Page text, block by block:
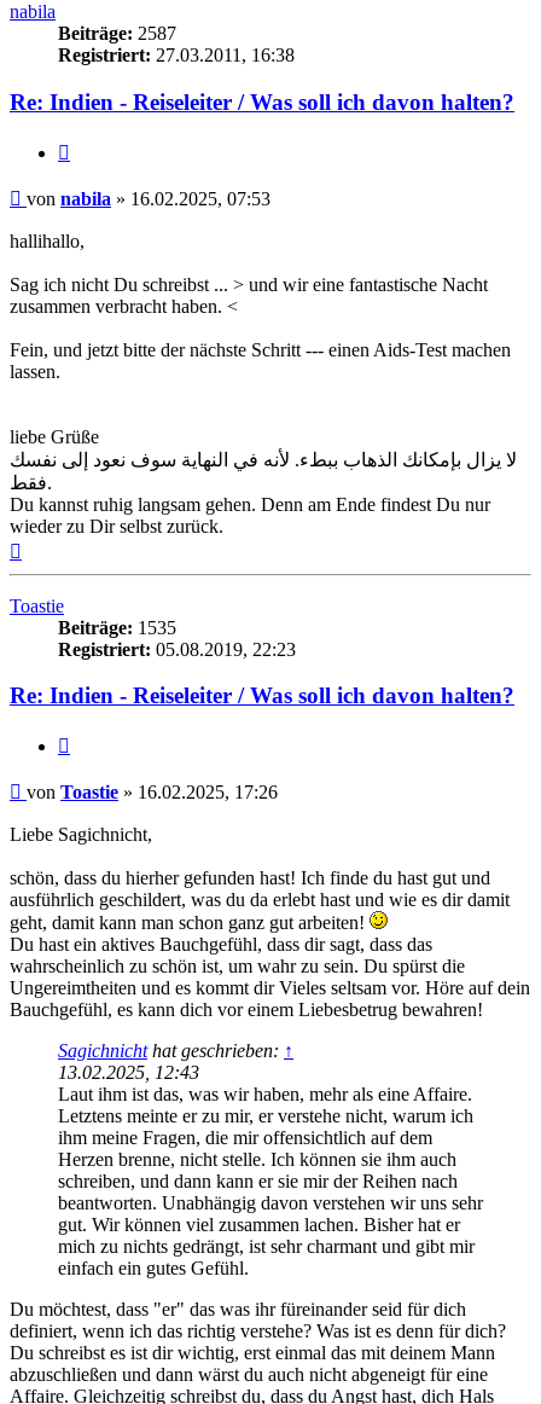
nabila
Beiträge: 2587
Registriert: 27.03.2011, 16:38
Re: Indien - Reiseleiter / Was soll ich davon halten?
Beitrag
von nabila » 16.02.2025, 07:53
hallihallo,
Sag ich nicht Du schreibst ... > und wir eine fantastische Nacht
zusammen verbracht haben. <
Fein, und jetzt bitte der nächste Schritt --- einen Aids-Test machen
lassen.
liebe Grüße
لا يزال بإمكانك الذهاب ببطء. لأنه في النهاية سوف نعود إلى نفسك
فقط.
Du kannst ruhig langsam gehen. Denn am Ende findest Du nur
wieder zu Dir selbst zurück.
Toastie
Beiträge: 1535
Registriert: 05.08.2019, 22:23
Re: Indien - Reiseleiter / Was soll ich davon halten?
Beitrag
von Toastie » 16.02.2025, 17:26
Liebe Sagichnicht,
schön, dass du hierher gefunden hast! Ich finde du hast gut und
ausführlich geschildert, was du da erlebt hast und wie es dir damit
geht, damit kann man schon ganz gut arbeiten!
Du hast ein aktives Bauchgefühl, dass dir sagt, dass das
wahrscheinlich zu schön ist, um wahr zu sein. Du spürst die
Ungereimtheiten und es kommt dir Vieles seltsam vor. Höre auf dein
Bauchgefühl, es kann dich vor einem Liebesbetrug bewahren!
Sagichnichthat geschrieben: ↑
13.02.2025, 12:43
Laut ihm ist das, was wir haben, mehr als eine Affaire.
Letztens meinte er zu mir, er verstehe nicht, warum ich
ihm meine Fragen, die mir offensichtlich auf dem
Herzen brenne, nicht stelle. Ich können sie ihm auch
schreiben, und dann kann er sie mir der Reihen nach
beantworten. Unabhängig davon verstehen wir uns sehr
gut. Wir können viel zusammen lachen. Bisher hat er
mich zu nichts gedrängt, ist sehr charmant und gibt mir
einfach ein gutes Gefühl.
Du möchtest, dass "er" das was ihr füreinander seid für dich
definiert, wenn ich das richtig verstehe? Was ist es denn für dich?
Du schreibst es ist dir wichtig, erst einmal das mit deinem Mann
abzuschließen und dann wärst du auch nicht abgeneigt für eine
Affaire. Gleichzeitig schreibst du, dass du Angst hast, dich Hals